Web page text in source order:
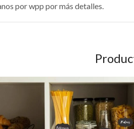
por wpp por más detalles.